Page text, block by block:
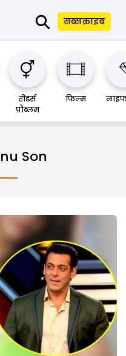
⚲ सब्सक्राइब
रीडर्स
प्रौब्लम
फिल्म
Son